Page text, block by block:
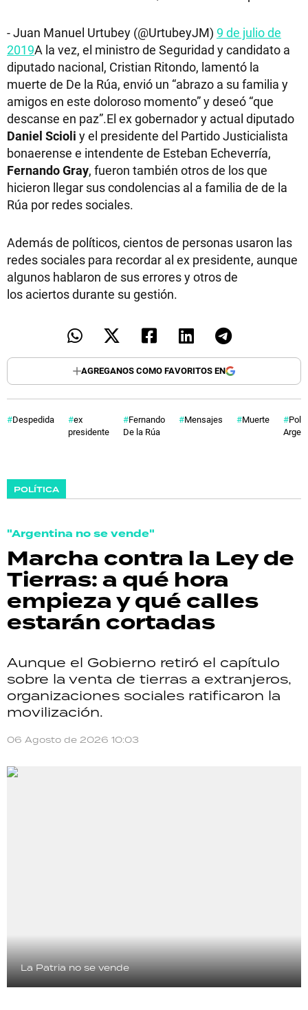
- Juan Manuel Urtubey (@UrtubeyJM) 9 de julio de
2019A la vez, el ministro de Seguridad y candidato a
diputado nacional, Cristian Ritondo, lamentó la
muerte de De la Rúa, envió un “abrazo a su familia y
amigos en este doloroso momento” y deseó “que
descanse en paz”.El ex gobernador y actual diputado
Daniel Scioli y el presidente del Partido Justicialista
bonaerense e intendente de Esteban Echeverría,
Fernando Gray, fueron también otros de los que
hicieron llegar sus condolencias al a familia de de la
Rúa por redes sociales.
Además de políticos, cientos de personas usaron las
redes sociales para recordar al ex presidente, aunque
algunos hablaron de sus errores y otros de
los aciertos durante su gestión.
AGREGANOS COMO FAVORITOS EN
Despedida
ex
presidente
Fernando
De la Rúa
Mensajes Muerte
POLÍTICA
"Argentina no se vende"
Marcha contra la Ley de
Tierras: a qué hora
empieza y qué calles
estarán cortadas
Aunque el Gobierno retiró el capítulo
sobre la venta de tierras a extranjeros,
organizaciones sociales ratificaron la
movilización.
06 Agosto de 2026 10:03
La Patria no se vende